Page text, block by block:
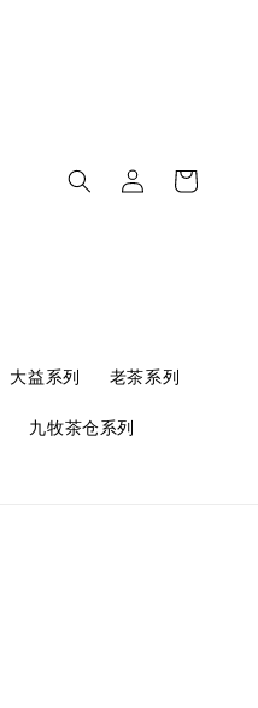
大益系列 老茶系列
九牧茶仓系列